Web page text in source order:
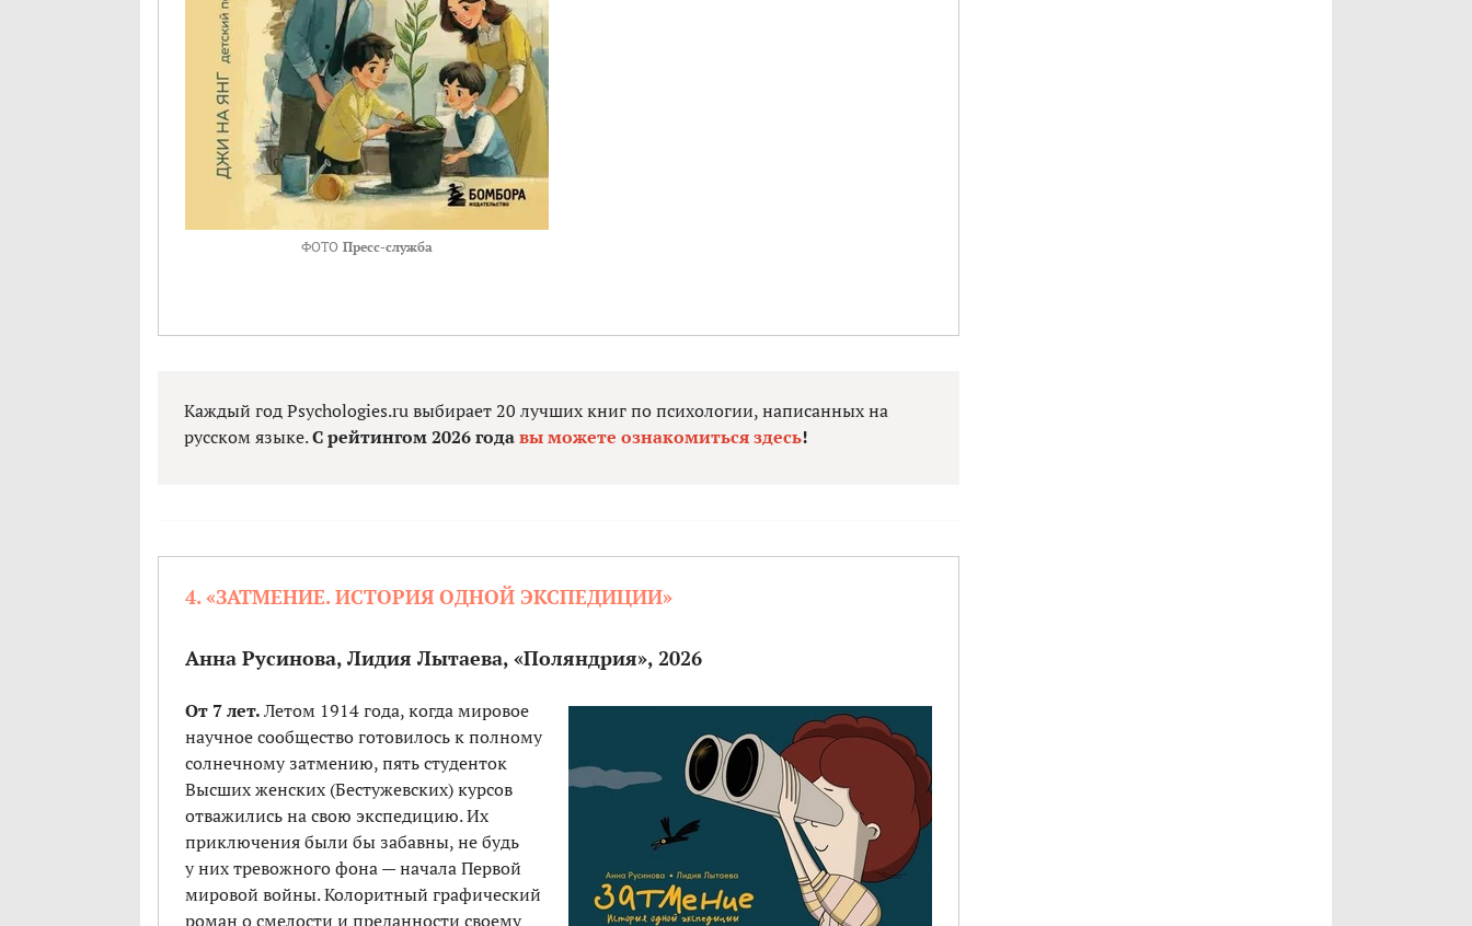
ФОТО Пресс-служба
Каждый год Psychologies.ru выбирает 20 лучших книг по психологии, написанных на
русском языке.С рейтингом 2026 годавы можете ознакомиться здесь!
4. «ЗАТМЕНИЕ. ИСТОРИЯ ОДНОЙ ЭКСПЕДИЦИИ»
Анна Русинова, Лидия Лытаева, «Поляндрия», 2026
От 7 лет.Летом 1914 года, когда мировое
научное сообщество готовилось к полному
солнечному затмению, пять студенток
Высших женских (Бестужевских) курсов
отважились на свою экспедицию. Их
приключения были бы забавны, не будь
у них тревожного фона — начала Первой
мировой войны. Колоритный графический
роман о смелости и преданности своему